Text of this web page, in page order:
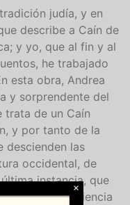
judía, y en
describe a Caín de
y yo, que al fin y al
he trabajado
esta obra, Andrea
y sorprendente del
trata de un Caín
y por tanto de la
descienden las
occidental, de
instancia, que
tomar conciencia
×